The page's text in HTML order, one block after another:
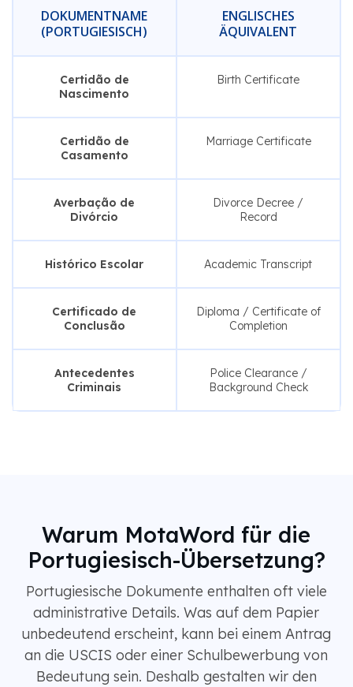
DOKUMENTNAME
(PORTUGIESISCH)
ENGLISCHES
ÄQUIVALENT
Certidão de
Nascimento
Birth Certificate
Certidão de
Casamento
Marriage Certificate
Averbação de
Divórcio
Divorce Decree /
Record
Histórico Escolar Academic Transcript
Certificado de
Conclusão
Diploma / Certificate of
Completion
Antecedentes
Criminais
Police Clearance /
Background Check
Warum MotaWord für die
Portugiesisch-Übersetzung?
Portugiesische Dokumente enthalten oft viele
administrative Details. Was auf dem Papier
unbedeutend erscheint, kann bei einem Antrag
an die USCIS oder einer Schulbewerbung von
Bedeutung sein. Deshalb gestalten wir den